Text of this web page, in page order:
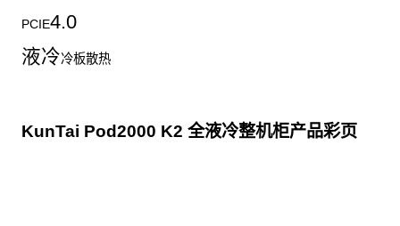
PCIE4.0
液冷冷板散热
KunTai Pod2000 K2 全液冷整机柜产品彩页